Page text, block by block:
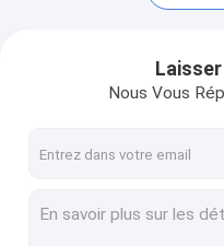
Sacs polyvalents
douilles de carte
Nous Vous